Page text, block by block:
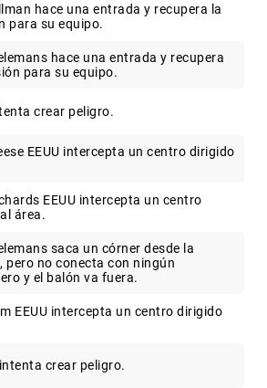
hace una entrada y recupera la
para su equipo.
hace una entrada y recupera
para su equipo.
crear peligro.
EEUU intercepta un centro dirigido
EEUU intercepta un centro
área.
saca un córner desde la
pero no conecta con ningún
y el balón va fuera.
EEUU intercepta un centro dirigido
crear peligro.